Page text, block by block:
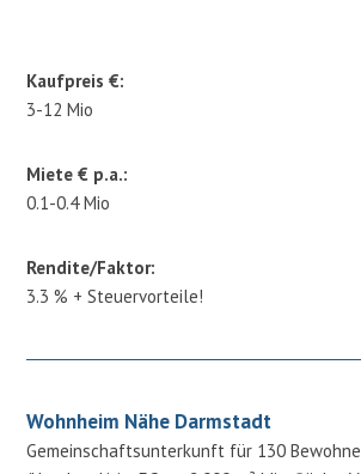
Kaufpreis €:
3-12 Mio
Miete € p.a.:
0.1-0.4 Mio
Rendite/Faktor:
3.3 % + Steuervorteile!
Wohnheim Nähe Darmstadt
Gemeinschaftsunterkunft für 130